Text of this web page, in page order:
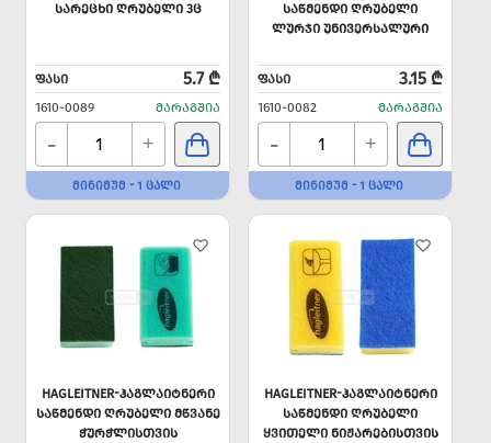
ᲡᲐᲠᲔᲪᲮᲘ ᲦᲠᲣᲑᲔᲚᲘ 3Ც
ᲤᲐᲡᲘ 5.7 ₾
1610-0089 ᲛᲐᲠᲐᲒᲨᲘᲐ
- +
ᲛᲘᲜᲘᲛᲣᲛ - 1 ᲪᲐᲚᲘ
ᲡᲐᲬᲛᲔᲜᲓᲘ ᲦᲠᲣᲑᲔᲚᲘ
ᲚᲣᲠᲯᲘ ᲣᲜᲘᲕᲔᲠᲡᲐᲚᲣᲠᲘ
ᲤᲐᲡᲘ 3.15 ₾
1610-0082 ᲛᲐᲠᲐᲒᲨᲘᲐ
- +
ᲛᲘᲜᲘᲛᲣᲛ - 1 ᲪᲐᲚᲘ
HAGLEITNER-ᲰᲐᲒᲚᲐᲘᲢᲜᲔᲠᲘ
ᲡᲐᲬᲛᲔᲜᲓᲘ ᲦᲠᲣᲑᲔᲚᲘ ᲛᲬᲕᲐᲜᲔ
ᲭᲣᲠᲭᲚᲘᲡᲗᲕᲘᲡ
HAGLEITNER-ᲰᲐᲒᲚᲐᲘᲢᲜᲔᲠᲘ
ᲡᲐᲬᲛᲔᲜᲓᲘ ᲦᲠᲣᲑᲔᲚᲘ
ᲧᲕᲘᲗᲔᲚᲘ ᲜᲘᲟᲐᲠᲔᲑᲘᲡᲗᲕᲘᲡ